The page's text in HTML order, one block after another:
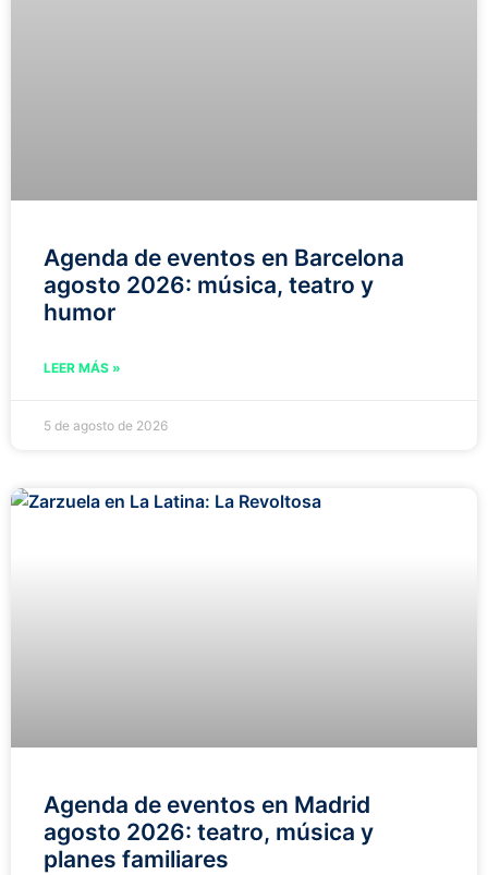
Agenda de eventos en Barcelona
agosto 2026: música, teatro y
humor
LEER MÁS »
5 de agosto de 2026
Agenda de eventos en Madrid
agosto 2026: teatro, música y
planes familiares